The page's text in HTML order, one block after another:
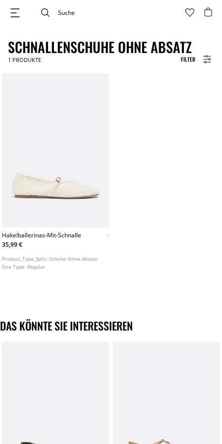
FILTER
SCHNALLENSCHUHE OHNE ABSATZ
1 PRODUKTE
Hakelballerinas-Mit-Schnalle
35,99 €
Product_Type_Split:Schuhe Ohne Absatz
Size Type: Regular
DAS KÖNNTE SIE INTERESSIEREN